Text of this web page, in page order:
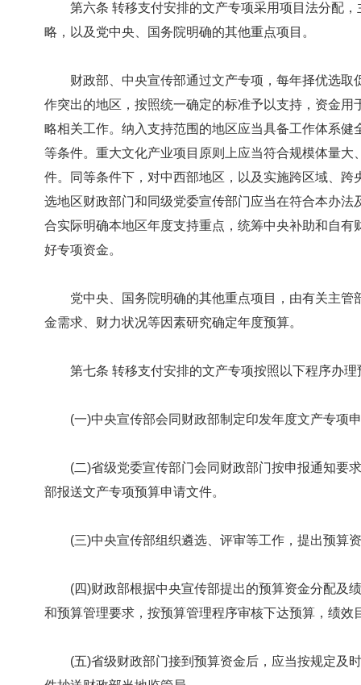
第六条 转移支付安排的文产专项采用项目法分配，
略，以及党中央、国务院明确的其他重点项目。
财政部、中央宣传部通过文产专项，每年择优选取
作突出的地区，按照统一确定的标准予以支持，资金
略相关工作。纳入支持范围的地区应当具备工作体系
等条件。重大文化产业项目原则上应当符合规模体量
件。同等条件下，对中西部地区，以及实施跨区域、
选地区财政部门和同级党委宣传部门应当在符合本办
合实际明确本地区年度支持重点，统筹中央补助和自
好专项资金。
党中央、国务院明确的其他重点项目，由有关主管
金需求、财力状况等因素研究确定年度预算。
第七条 转移支付安排的文产专项按照以下程序办理
(一)中央宣传部会同财政部制定印发年度文产专项
(二)省级党委宣传部门会同财政部门按申报通知要
部报送文产专项预算申请文件。
(三)中央宣传部组织遴选、评审等工作，提出预算
(四)财政部根据中央宣传部提出的预算资金分配及
和预算管理要求，按预算管理程序审核下达预算，绩
(五)省级财政部门接到预算资金后，应当按规定及